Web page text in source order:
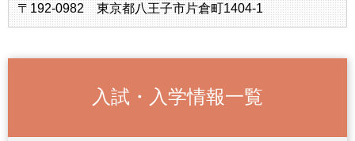
〒192-0982 東京都八王子市片倉町1404-1
入試・入学情報一覧